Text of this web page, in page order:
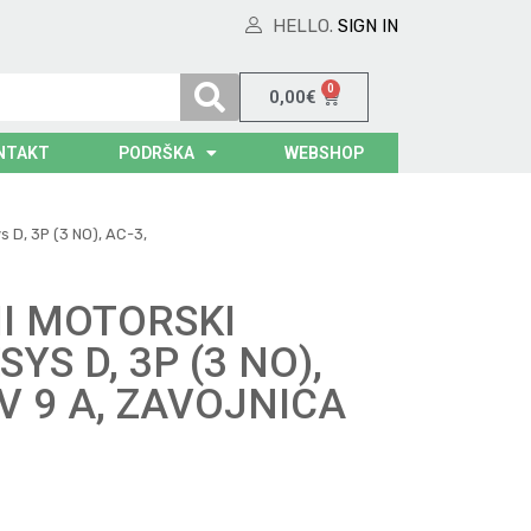
HELLO. SIGN IN
0,00€ 0
PODRŠKA WEBSHOP
D, 3P (3 NO), AC-3,
MOTORSKI
D, 3P (3 NO),
9 A, ZAVOJNICA